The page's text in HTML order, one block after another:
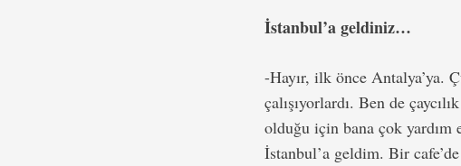
İstanbul’a geldiniz…
-Hayır, ilk önce Antalya’ya.
çalışıyorlardı. Ben de
olduğu için bana çok
İstanbul’a geldim. Bir